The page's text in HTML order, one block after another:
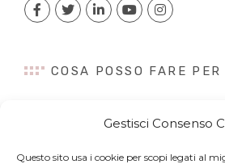
Gestisci Consenso
Questo sito usa i cookie per scopi legati al
COSA POSSO FARE PER
Content Creation